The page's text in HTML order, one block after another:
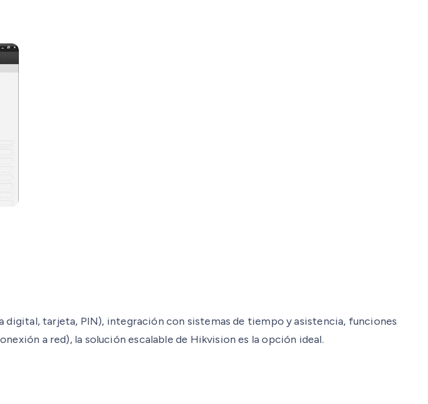
tarjeta, PIN), integración con sistemas de tiempo y asistencia, funciones
a red), la solución escalable de Hikvision es la opción ideal.